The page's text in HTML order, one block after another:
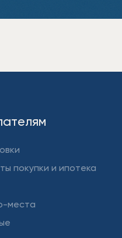
покупки и ипотека
места